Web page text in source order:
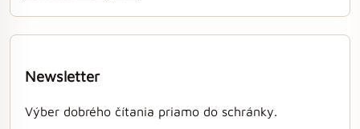
Newsletter
Výber dobrého čítania priamo do schránky.